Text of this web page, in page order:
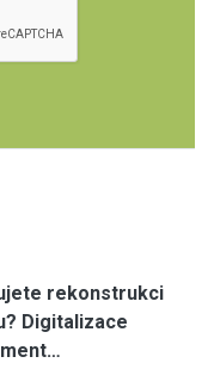
rekonstrukci
Digitalizace